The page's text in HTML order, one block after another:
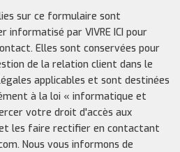
sur ce formulaire sont
informatisé par VIVRE ICI pour
Elles sont conservées pour
de la relation client dans le
applicables et sont destinées
à la loi « informatique et
votre droit d'accès aux
les faire rectifier en contactant
Nous vous informons de